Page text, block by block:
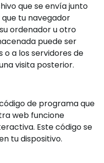
que se envía junto
tu navegador
ordenador u otro
puede ser
o a los servidores de
visita posterior.
de programa que
web funcione
Este código se
tu dispositivo.